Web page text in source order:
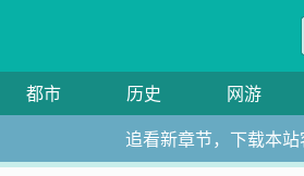
都市 历史 网游
追看新章节，下载本